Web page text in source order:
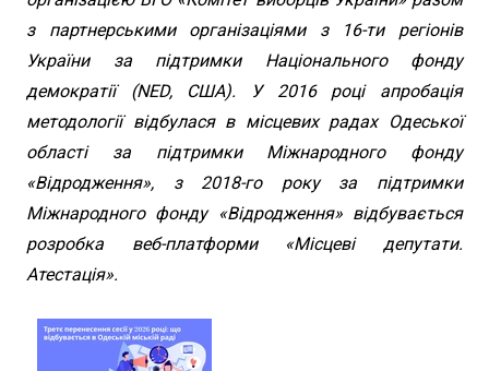
з партнерськими організаціями з 16-ти регіонів
України за підтримки Національного фонду
демократії (NED, США). У 2016 році апробація
методології відбулася в місцевих радах Одеської
області за підтримки Міжнародного фонду
«Відродження», з 2018-го року за підтримки
Міжнародного фонду «Відродження» відбувається
розробка веб-платформи «Місцеві депутати.
Атестація».